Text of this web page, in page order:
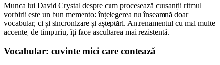
Munca lui David Crystal despre cum procesează cursanții ritmul
vorbirii este un bun memento: înțelegerea nu înseamnă doar
vocabular, ci și sincronizare și așteptări. Antrenamentul cu mai multe
accente, de timpuriu, îți face ascultarea mai rezistentă.
Vocabular: cuvinte mici care contează